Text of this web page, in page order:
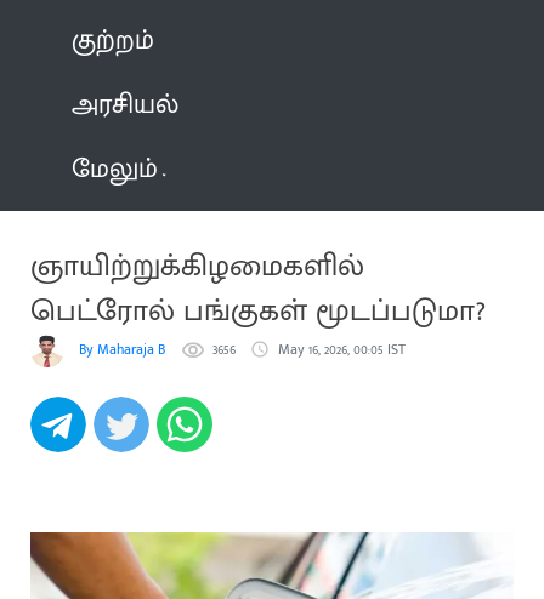
குற்றம்
அரசியல்
மேலும்
ஞாயிற்றுக்கிழமைகளில்
பெட்ரோல் பங்குகள் மூடப்படுமா?
By Maharaja B 3656 May 16, 2026, 00:05 IST